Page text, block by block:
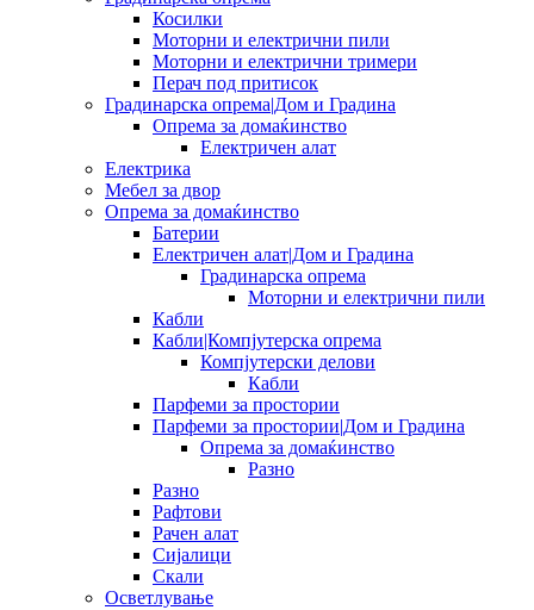
Косилки
Моторни и електрични пили
Моторни и електрични тримери
Перач под притисок
Градинарска опрема|Дом и Градина
Опрема за домаќинство
Електричен алат
Електрика
Мебел за двор
Опрема за домаќинство
Батерии
Електричен алат|Дом и Градина
Градинарска опрема
Моторни и електрични пили
Кабли
Кабли|Компјутерска опрема
Компјутерски делови
Кабли
Парфеми за простории
Парфеми за простории|Дом и Градина
Опрема за домаќинство
Разно
Разно
Рафтови
Рачен алат
Сијалици
Скали
Осветлување